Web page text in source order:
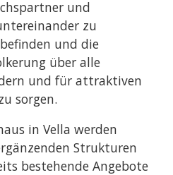
und
zu
und die
über alle
und für attraktiven
sorgen.
in Vella werden
Strukturen
bestehende Angebote